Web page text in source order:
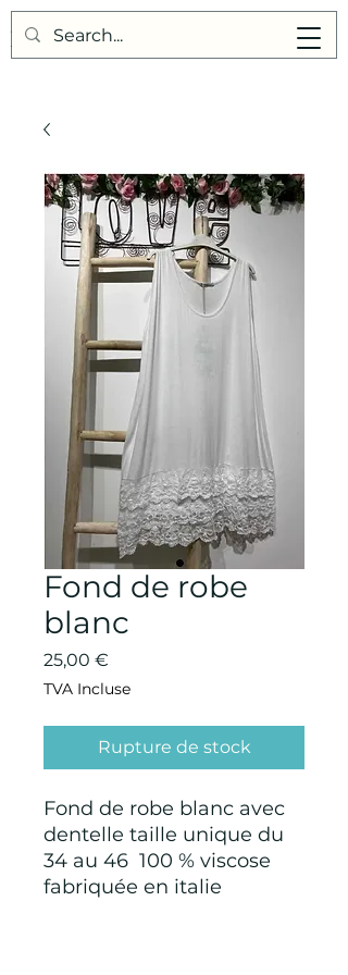
Points de Suture
Fond de robe
blanc
25,00 €
TVA Incluse
Rupture de stock
Fond de robe blanc avec
dentelle taille unique du
34 au 46 100 % viscose
fabriquée en italie